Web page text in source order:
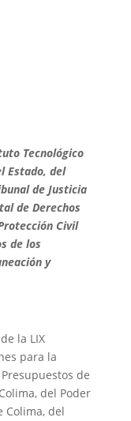
Tecnológico
Estado, del
de Justicia
de Derechos
Civil
de los
y
la LIX
para la
de
del Poder
Colima, del